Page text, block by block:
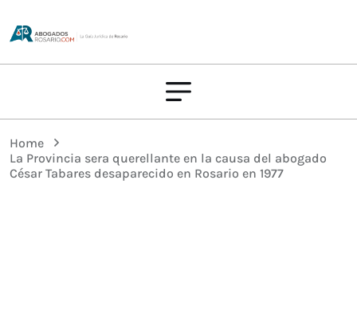
Home
La Provincia sera querellante en la causa del abogado
César Tabares desaparecido en Rosario en 1977